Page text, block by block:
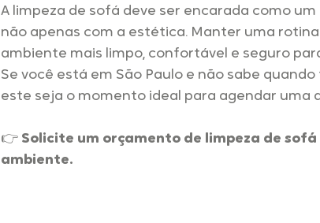
A limpeza de sofá deve ser encarada como
não apenas com a estética. Manter uma
ambiente mais limpo, confortável e seguro
Se você está em São Paulo e não sabe
este seja o momento ideal para agendar uma
👉 Solicite um orçamento de limpeza de
ambiente.